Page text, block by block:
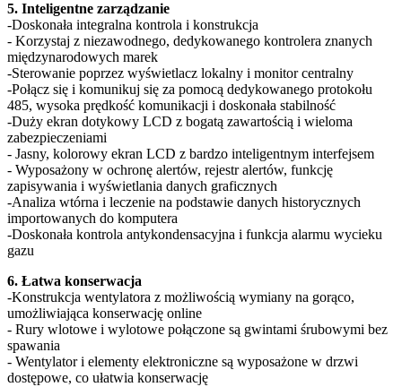
5. Inteligentne zarządzanie
-Doskonała integralna kontrola i konstrukcja
- Korzystaj z niezawodnego, dedykowanego kontrolera znanych
międzynarodowych marek
-Sterowanie poprzez wyświetlacz lokalny i monitor centralny
-Połącz się i komunikuj się za pomocą dedykowanego protokołu
485, wysoka prędkość komunikacji i doskonała stabilność
-Duży ekran dotykowy LCD z bogatą zawartością i wieloma
zabezpieczeniami
- Jasny, kolorowy ekran LCD z bardzo inteligentnym interfejsem
- Wyposażony w ochronę alertów, rejestr alertów, funkcję
zapisywania i wyświetlania danych graficznych
-Analiza wtórna i leczenie na podstawie danych historycznych
importowanych do komputera
-Doskonała kontrola antykondensacyjna i funkcja alarmu wycieku
gazu
6. Łatwa konserwacja
-Konstrukcja wentylatora z możliwością wymiany na gorąco,
umożliwiająca konserwację online
- Rury wlotowe i wylotowe połączone są gwintami śrubowymi bez
spawania
- Wentylator i elementy elektroniczne są wyposażone w drzwi
dostępowe, co ułatwia konserwację